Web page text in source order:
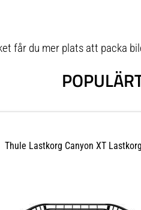
får du mer plats att packa
Thule Lastkorg Canyon XT Lastkorg